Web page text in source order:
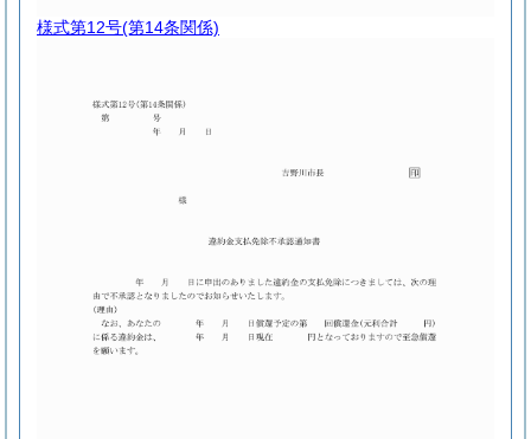
様式第12号(第14条関係)